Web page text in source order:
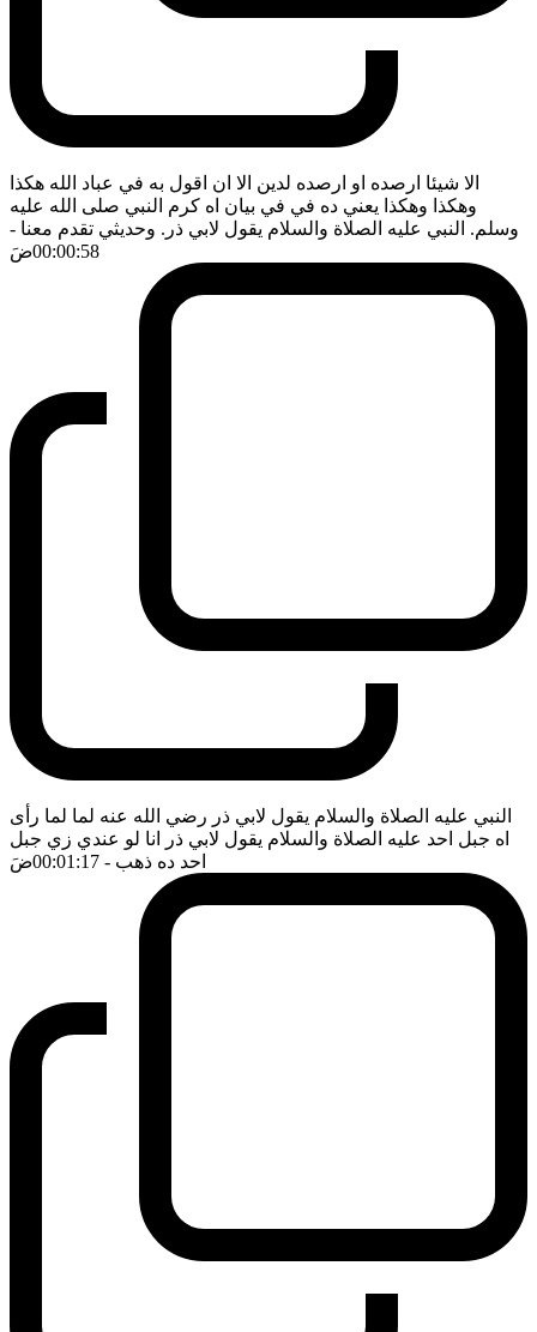
الا شيئا ارصده او ارصده لدين الا ان اقول به في عباد الله هكذا
وهكذا وهكذا يعني ده في في بيان اه كرم النبي صلى الله عليه
وسلم. النبي عليه الصلاة والسلام يقول لابي ذر. وحديثي تقدم معنا -
00:00:58ضَ
النبي عليه الصلاة والسلام يقول لابي ذر رضي الله عنه لما لما رأى
اه جبل احد عليه الصلاة والسلام يقول لابي ذر انا لو عندي زي جبل
احد ده ذهب - 00:01:17 ضَ